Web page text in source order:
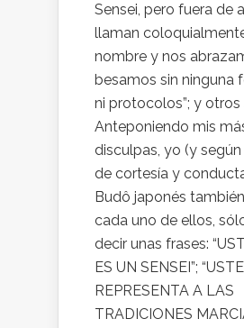
Sensei, pero fuera de
llaman
nombre y nos
besamos sin ninguna
ni protocolos”; y otros
Anteponiendo mis
disculpas, yo (y
de cortesía y
Budô japonés
cada uno de ellos,
decir unas frases:
ES UN SENSEI”;
REPRESENTA A LAS
TRADICIONES